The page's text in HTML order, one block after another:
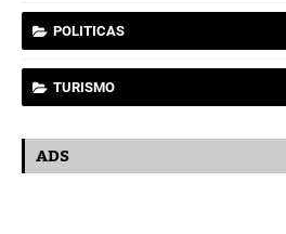
POLITICAS
TURISMO
ADS